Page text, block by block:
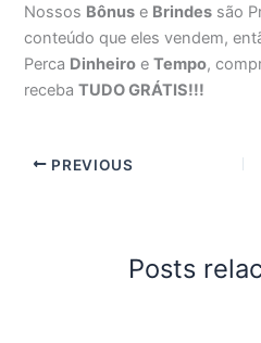
Nossos Bônus e Brindes são
conteúdo que eles vendem,
Perca Dinheiro eTempo,
recebaTUDO GRÁTIS!!!
PREVIOUS
Posts